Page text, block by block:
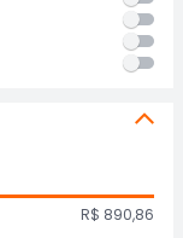
R$ 890,86